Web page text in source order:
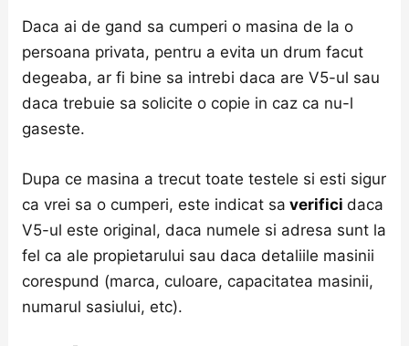
Daca ai de gand sa cumperi o masina de la o
persoana privata, pentru a evita un drum facut
degeaba, ar fi bine sa intrebi daca are V5-ul sau
daca trebuie sa solicite o copie in caz ca nu-l
gaseste.
Dupa ce masina a trecut toate testele si esti sigur
ca vrei sa o cumperi, este indicat sa verificidaca
V5-ul este original, daca numele si adresa sunt la
fel ca ale propietarului sau daca detaliile masinii
corespund (marca, culoare, capacitatea masinii,
numarul sasiului, etc).